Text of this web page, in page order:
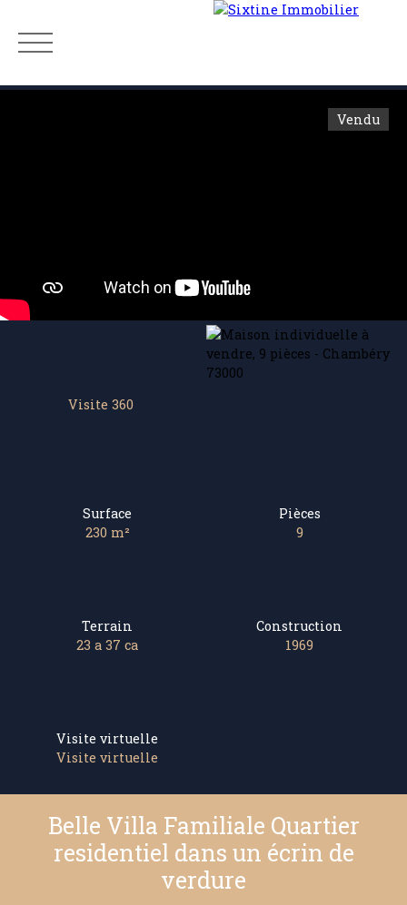
Vendu
Visite 360
Surface
230 m²
Pièces
9
Terrain
23 a 37 ca
Construction
1969
Visite virtuelle
Visite virtuelle
Belle Villa Familiale Quartier
residentiel dans un écrin de
verdure